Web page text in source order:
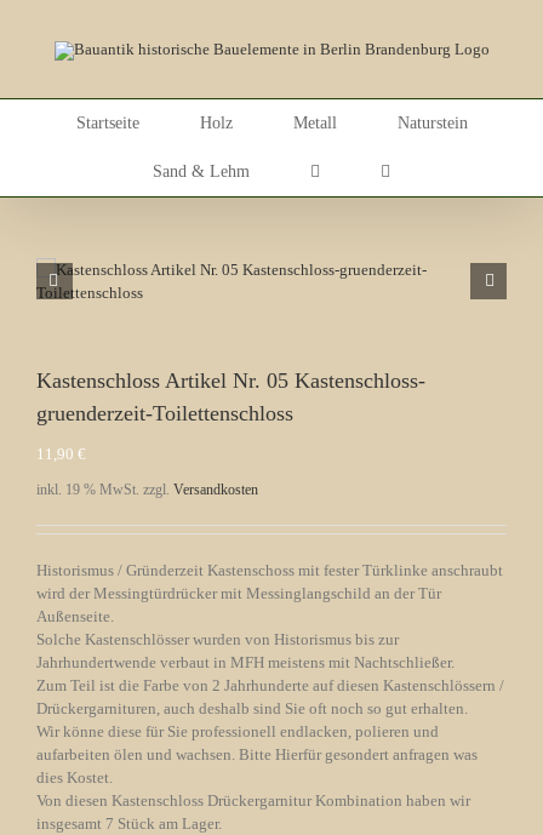
Startseite Holz Metall Naturstein
Sand & Lehm
Kastenschloss Artikel Nr. 05 Kastenschloss-
gruenderzeit-Toilettenschloss
11,90 €
inkl. 19 % MwSt. zzgl. Versandkosten
Historismus / Gründerzeit Kastenschoss mit fester Türklinke anschraubt
wird der Messingtürdrücker mit Messinglangschild an der Tür
Außenseite.
Solche Kastenschlösser wurden von Historismus bis zur
Jahrhundertwende verbaut in MFH meistens mit Nachtschließer.
Zum Teil ist die Farbe von 2 Jahrhunderte auf diesen Kastenschlössern /
Drückergarnituren, auch deshalb sind Sie oft noch so gut erhalten.
Wir könne diese für Sie professionell endlacken, polieren und
aufarbeiten ölen und wachsen. Bitte Hierfür gesondert anfragen was
dies Kostet.
Von diesen Kastenschloss Drückergarnitur Kombination haben wir
insgesamt 7 Stück am Lager.